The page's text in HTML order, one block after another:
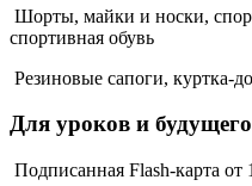
Шорты, майки и носки,
спортивная обувь
Резиновые сапоги, куртка-
Для уроков и
Подписанная Flash-карта от